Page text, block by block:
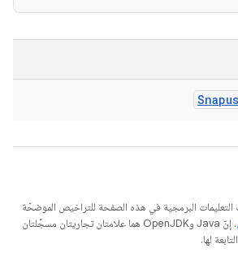
البرمجية في هذه الصفحة للتراخيص الموضحّة
. إنّ Java وOpenJDK هما علامتان تجاريتان مسجَّلتان